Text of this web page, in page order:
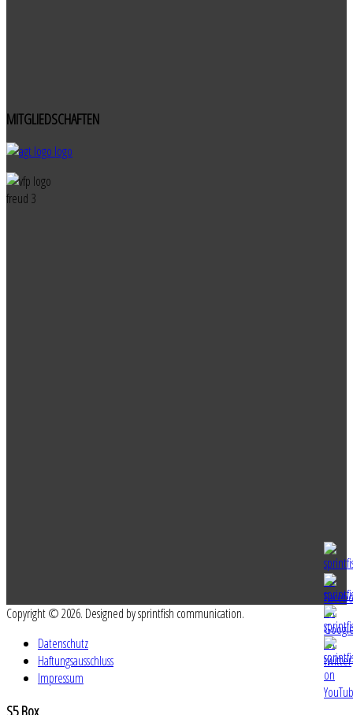
MITGLIEDSCHAFTEN
Copyright © 2026. Designed by sprintfish communication.
Datenschutz
Haftungsausschluss
Impressum
S5Box